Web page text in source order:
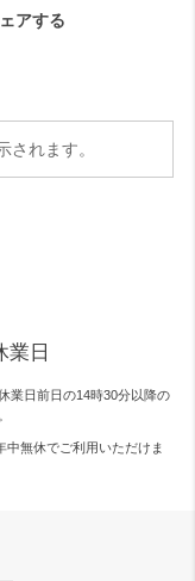
アする
されます。
業日
業日前日の14時30分以降の
中無休でご利用いただけま